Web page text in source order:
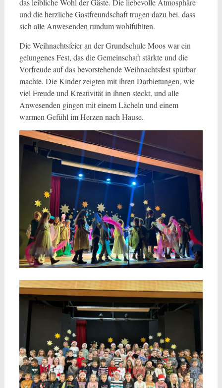
das leibliche Wohl der Gäste. Die liebevolle Atmosphäre
und die herzliche Gastfreundschaft trugen dazu bei, dass
sich alle Anwesenden rundum wohlfühlten.
Die Weihnachtsfeier an der Grundschule Moos war ein
gelungenes Fest, das die Gemeinschaft stärkte und die
Vorfreude auf das bevorstehende Weihnachtsfest spürbar
machte. Die Kinder zeigten mit ihren Darbietungen, wie
viel Freude und Kreativität in ihnen steckt, und alle
Anwesenden gingen mit einem Lächeln und einem
warmen Gefühl im Herzen nach Hause.